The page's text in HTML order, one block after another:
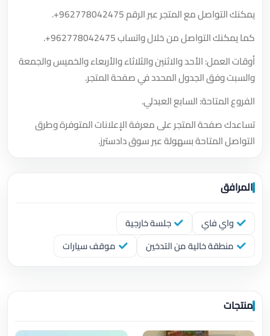
يمكنك التواصل مع المتجر عبر الرقم+962778042475
.
كما يمكنك التواصل من خلال واتساب+962778042475
.
أوقات العمل: الأحد والاثنين والثلاثاء والأربعاء والخميس والجمعة
والسبت وفق الجدول المحدد في صفحة المتجر.
الفروع المتاحة: السابع العبدلي.
تساعدك صفحة المتجر على معرفة الإعلانات المتوفرة وطرق
التواصل المتاحة بسهولة عبر سوق دادسترز.
المرافق
واي فاي
جلسة خارجية
منطقة خالية من التدخين
موقف سيارات
منتجات